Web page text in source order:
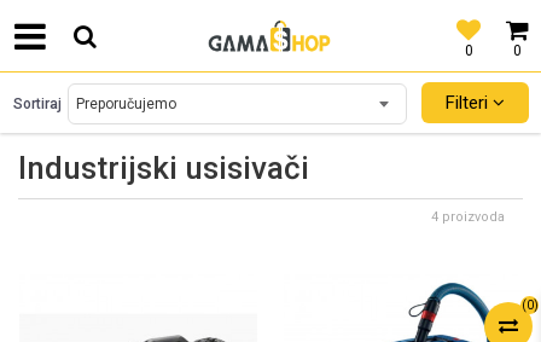
0
0
SIGURNO PLAĆANJE PLATNIM KARTICAMA!
(0)
Industrijski usisivači
Sortiraj Filteri
4 proizvoda